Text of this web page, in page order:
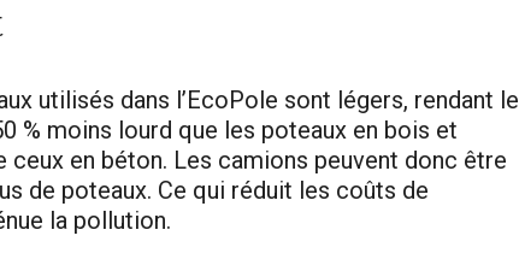
utilisés dans l’EcoPole sont légers, rendant le
% moins lourd que les poteaux en bois et
ceux en béton. Les camions peuvent donc être
de poteaux. Ce qui réduit les coûts de
la pollution.